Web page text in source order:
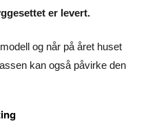
er levert.
og når på året huset
kan også påvirke den